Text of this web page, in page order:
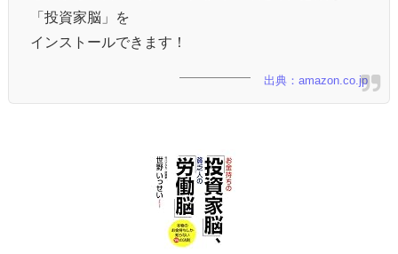
「投資家脳」を
インストールできます！
出典：amazon.co.jp